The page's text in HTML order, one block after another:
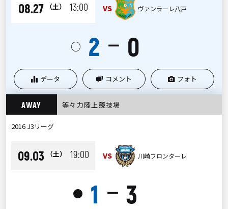
08.27 （土） 13:00 VS ヴァンラーレ八戸
○ 2 ー 0
データ コメント フォト
AWAY 等々力陸上競技場
2016 J3リーグ
09.03 （土） 19:00 VS 川崎フロンターレ
● 1 ー 3